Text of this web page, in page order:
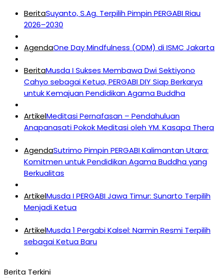
BeritaSuyanto, S.Ag. Terpilih Pimpin PERGABI Riau
2026–2030
AgendaOne Day Mindfulness (ODM) di ISMC Jakarta
BeritaMusda I Sukses Membawa Dwi Sektiyono
Cahyo sebagai Ketua, PERGABI DIY Siap Berkarya
untuk Kemajuan Pendidikan Agama Buddha
ArtikelMeditasi Pernafasan – Pendahuluan
Anapanasati Pokok Meditasi oleh YM. Kasapa Thera
AgendaSutrimo Pimpin PERGABI Kalimantan Utara:
Komitmen untuk Pendidikan Agama Buddha yang
Berkualitas
ArtikelMusda I PERGABI Jawa Timur: Sunarto Terpilih
Menjadi Ketua
ArtikelMusda 1 Pergabi Kalsel: Narmin Resmi Terpilih
sebagai Ketua Baru